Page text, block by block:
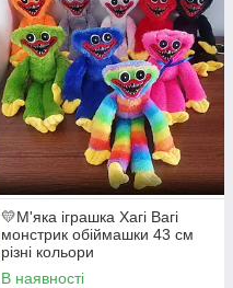
💛М'яка іграшка Хагі Вагі
монстрик обіймашки 43 см
різні кольори
В наявності